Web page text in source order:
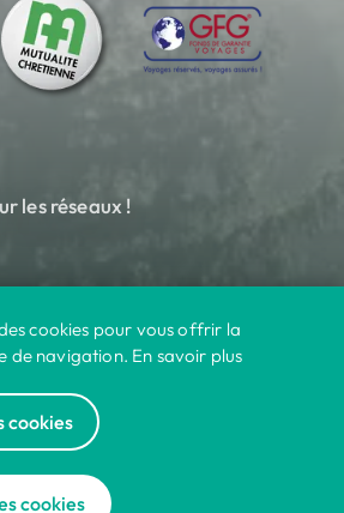
les réseaux !
cookies pour vous offrir la
de navigation. En savoir plus
cookies
cookies